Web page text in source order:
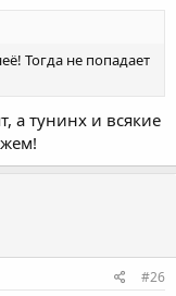
Тогда не попадает
а тунинх и всякие
#26